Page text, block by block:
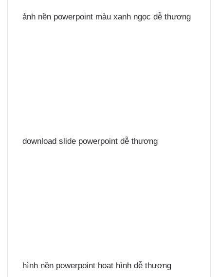
ảnh nền powerpoint màu xanh ngọc dễ thương
download slide powerpoint dễ thương
hình nền powerpoint hoạt hình dễ thương